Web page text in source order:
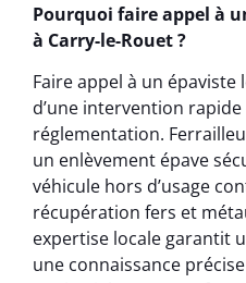
Pourquoi faire appel à
à Carry-le-Rouet ?
Faire appel à un
d’une intervention
réglementation.
un enlèvement épave
véhicule hors d’usage
récupération fers et
expertise locale garantit
une connaissance